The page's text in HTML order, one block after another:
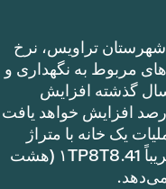
شهرستان تراویس، نرخ
مربوط به نگهداری و
گذشته افزایش
این نرخ مالیات عملاً ۸ درصد افزایش خواهد یافت
یک خانه با متراژ
۱TP8T100,000 متر مربع را تقریباً ۱TP8T8.41 (هشت